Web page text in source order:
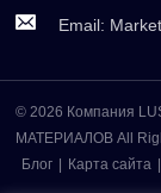
Email:
© 2026 Компания
МАТЕРИАЛОВ All
Блог
Карта сайта